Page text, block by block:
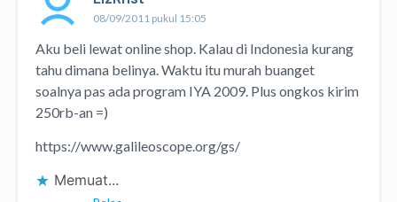
08/09/2011 pukul 15:05
Aku beli lewat online shop. Kalau di Indonesia kurang
tahu dimana belinya. Waktu itu murah buanget
soalnya pas ada program IYA 2009. Plus ongkos kirim
250rb-an =)
https://www.galileoscope.org/gs/
Memuat...